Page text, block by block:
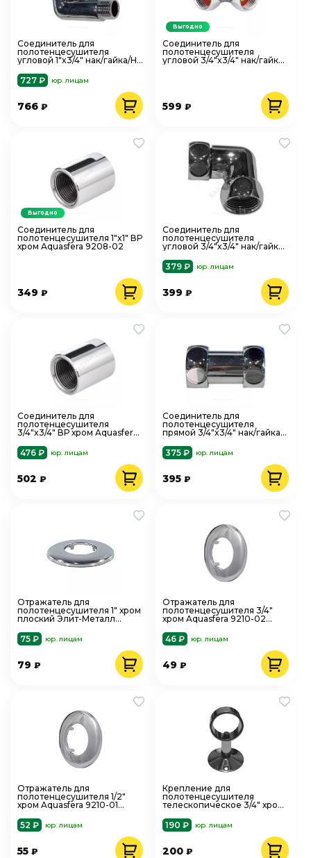
Соединитель для
полотенцесушителя
угловой 1"x3/4" нак/гайка/НР
SantechSyst
727 ₽ юр. лицам
766 ₽
Соединитель для
полотенцесушителя
угловой 3/4"x3/4" нак/гайка
599₽
Выгодно
Соединитель для
полотенцесушителя 1"x1" ВР
хром Aquasfera 9208-02
349 ₽
Выгодно
Соединитель для
полотенцесушителя
угловой 3/4"x3/4" нак/гайка
379 ₽
юр. лицам
399₽
Соединитель для
полотенцесушителя
3/4"x3/4" ВР хром Aquasfera
476 ₽
юр. лицам
502 ₽
Соединитель для
полотенцесушителя
прямой 3/4"x3/4" нак/гайка
375 ₽
юр. лицам
395₽
Отражатель для
полотенцесушителя 1" хром
плоский Элит-Металл
75 ₽
юр. лицам
79 ₽
Отражатель для
полотенцесушителя 3/4"
хром Aquasfera 9210-02
46 ₽
юр. лицам
49₽
Отражатель для
полотенцесушителя 1/2"
хром Aquasfera 9210-01
52 ₽
юр. лицам
55 ₽
Крепление для
полотенцесушителя
телескопическое 3/4" хром
190 ₽
юр. лицам
200₽